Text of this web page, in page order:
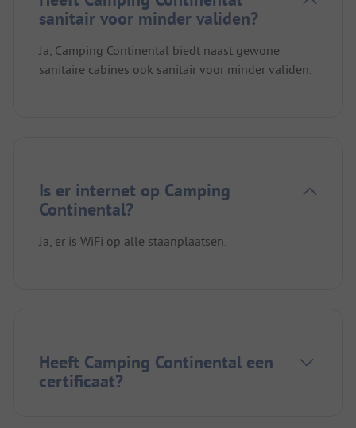
sanitair voor minder validen?
Ja, Camping Continental biedt naast gewone
sanitaire cabines ook sanitair voor minder validen.
Is er internet op Camping
Continental?
Ja, er is WiFi op alle staanplaatsen.
Heeft Camping Continental een
certificaat?